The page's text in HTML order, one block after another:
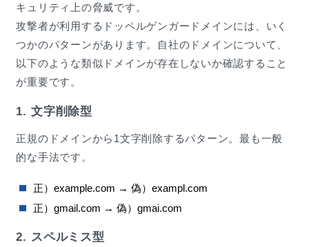
キュリティ上の脅威です。
攻撃者が利用するドッペルゲンガードメインには、いく
つかのパターンがあります。自社のドメインについて、
以下のような類似ドメインが存在しないか確認すること
が重要です。
1. 文字削除型
正規のドメインから1文字削除するパターン。最も一般
的な手法です。
正）example.com → 偽）exampl.com
正）gmail.com → 偽）gmai.com
2. スペルミス型